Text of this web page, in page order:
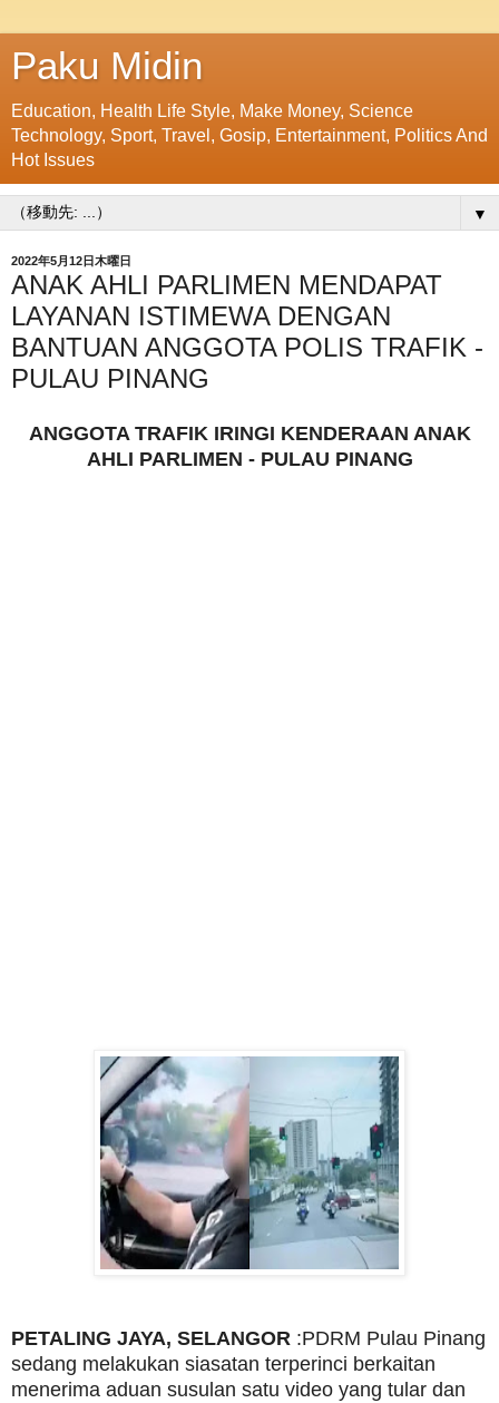
Paku Midin
Education, Health Life Style, Make Money, Science
Technology, Sport, Travel, Gosip, Entertainment, Politics And
Hot Issues
▼
2022年5月12日木曜日
ANAK AHLI PARLIMEN MENDAPAT
LAYANAN ISTIMEWA DENGAN
BANTUAN ANGGOTA POLIS TRAFIK -
PULAU PINANG
ANGGOTA TRAFIK IRINGI KENDERAAN ANAK
AHLI PARLIMEN - PULAU PINANG
PETALING JAYA, SELANGOR :PDRM Pulau Pinang
sedang melakukan siasatan terperinci berkaitan
menerima aduan susulan satu video yang tular dan